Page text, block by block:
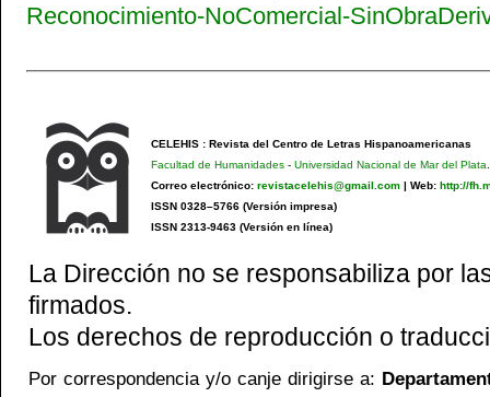
Reconocimiento-NoComercial-
CELEHIS : Revista del Centro de Letras Hispanoamericanas
Facultad de Humanidades- Universidad Nacional de Mar del Plata
Correo electrónico: revistacelehis@gmail.com| Web: http://
ISSN 0328–5766 (Versión impresa)
ISSN 2313-9463 (Versión en línea)
La Dirección no se responsabiliza por
firmados.
Los derechos de reproducción o
Por correspondencia y/o canje dirigirse a: